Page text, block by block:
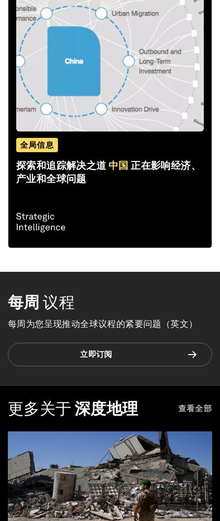
全局信息
探索和追踪解决之道 中国 正在影响经济、
产业和全球问题
每周 议程
每周为您呈现推动全球议程的紧要问题（英文）
立即订阅
更多关于 深度地理 查看全部